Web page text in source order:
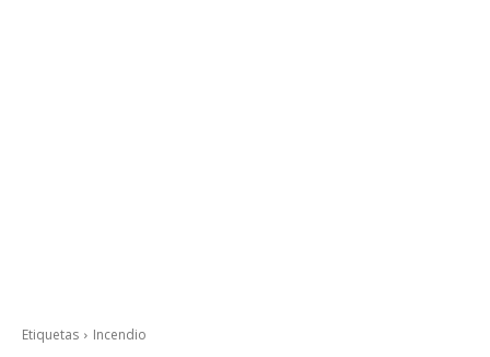
Etiquetas Incendio